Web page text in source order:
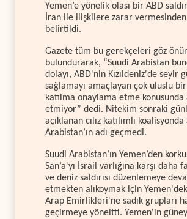
Yemen’e yönelik olası bir ABD
İran ile ilişkilere zarar
belirtildi.
Gazete tüm bu gerekçeleri göz
bulundurarak, “Suudi Arabistan
dolayı, ABD'nin Kızıldeniz'de seyir
sağlamayı amaçlayan çok uluslu
katılma onaylama etme konusunda
etmiyor” dedi. Nitekim sonraki
açıklanan cılız katılımlı koalisyonda
Arabistan’ın adı geçmedi.
Suudi Arabistan’ın Yemen’den
San’a'yı İsrail varlığına karşı daha
ve deniz saldırısı düzenlemeye
etmekten alıkoymak için
Arap Emirlikleri'ne sadık grupları
geçirmeye yöneltti. Yemen'in